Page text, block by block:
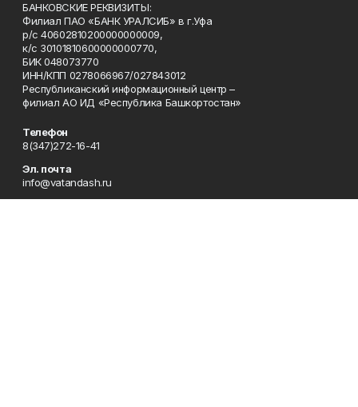
БАНКОВСКИЕ РЕКВИЗИТЫ:
Филиал ПАО «БАНК УРАЛСИБ» в г.Уфа
р/с 40602810200000000009,
к/с 30101810600000000770,
БИК 048073770
ИНН/КПП 0278066967/027843012
Республиканский информационный центр –
филиал АО ИД «Республика Башкортостан»
Телефон
8(347)272-16-41
Эл. почта
info@vatandash.ru